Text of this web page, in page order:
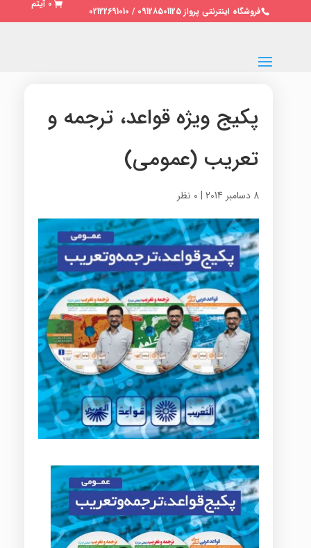
فروشگاه اینترنتی پرواز 09128501125 / 02122691010
0 آیتم
پکیج ویژه قواعد، ترجمه و
تعریب (عمومی)
8 دسامبر 2014 | 0 نظر